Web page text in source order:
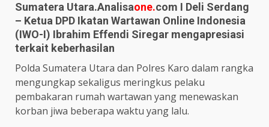
Sumatera Utara.Analisaone.com I Deli Serdang
– Ketua DPD Ikatan Wartawan Online Indonesia
(IWO-I) Ibrahim Effendi Siregar mengapresiasi
terkait keberhasilan
Polda Sumatera Utara dan Polres Karo dalam rangka
mengungkap sekaligus meringkus pelaku
pembakaran rumah wartawan yang menewaskan
korban jiwa beberapa waktu yang lalu.